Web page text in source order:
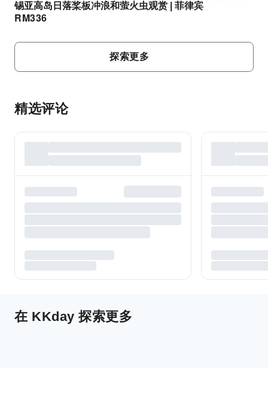
锡亚高岛日落桨板冲浪和萤火虫观赏 | 菲律宾
RM336
探索更多
精选评论
在 KKday 探索更多